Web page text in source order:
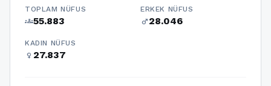
TOPLAM NÜFUS
groups55.883
ERKEK NÜFUS
male28.046
KADIN NÜFUS
female 27.837